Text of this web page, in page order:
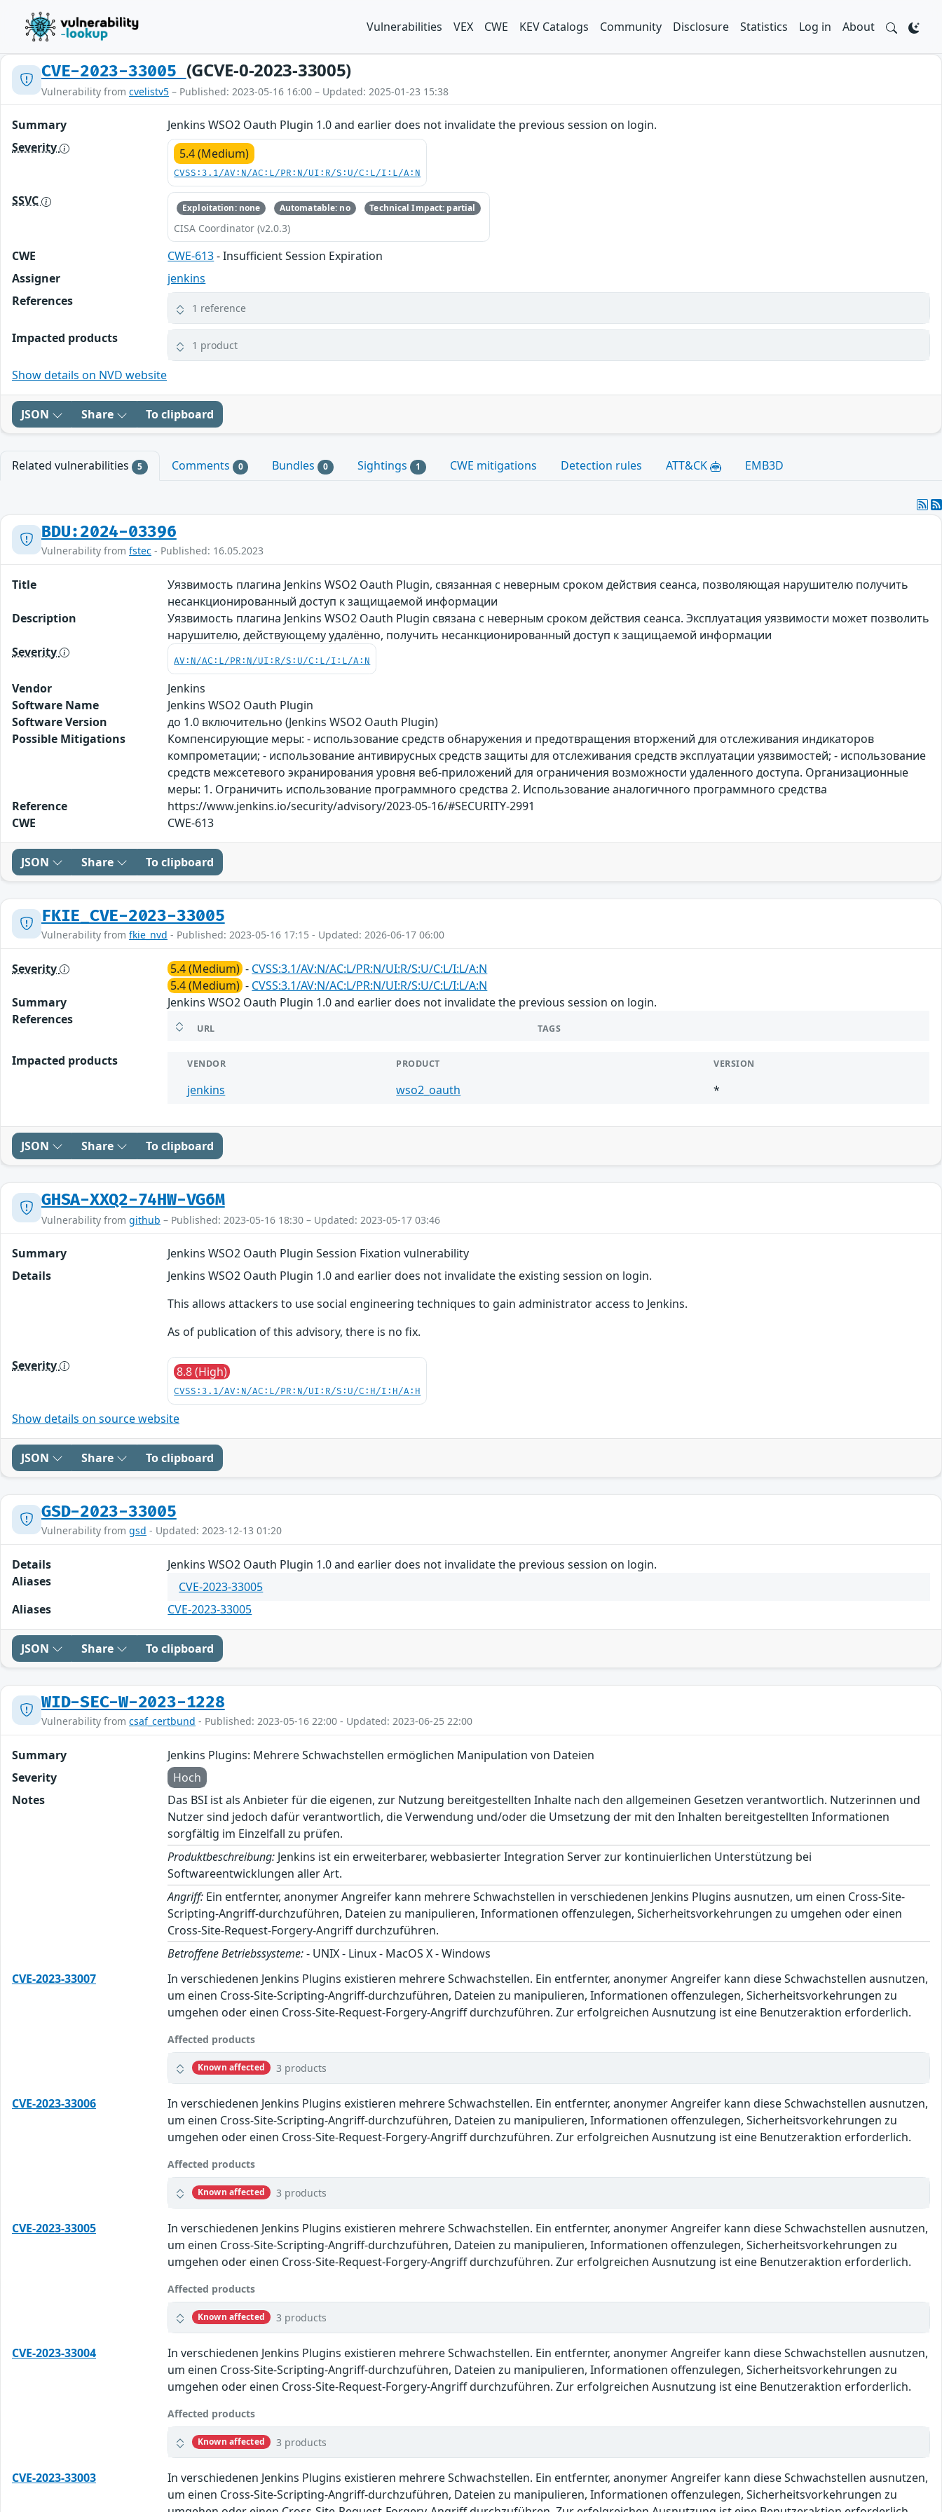
Vulnerabilities VEX CWE KEV Catalogs Community Disclosure Statistics Log in About
CVE-2023-33005 (GCVE-0-2023-33005)
Vulnerability from cvelistv5 – Published: 2023-05-16 16:00 – Updated: 2025-01-23 15:38
Summary
Jenkins WSO2 Oauth Plugin 1.0 and earlier does not invalidate the previous session on login.
Severity
5.4 (Medium)
CVSS:3.1/AV:N/AC:L/PR:N/UI:R/S:U/C:L/I:L/A:N
SSVC Exploitation: none Automatable: no Technical Impact: partial
CISA Coordinator (v2.0.3)
CWE CWE-613- Insufficient Session Expiration
Assigner
jenkins
References
1 reference
Impacted products 1 product
Show details on NVD website
JSON Share To clipboard
Related vulnerabilities 5 Comments 0 Bundles 0 Sightings 1 CWE mitigations Detection rules ATT&CK EMB3D
BDU:2024-03396
Vulnerability from fstec - Published: 16.05.2023
Title
Уязвимость плагина Jenkins WSO2 Oauth Plugin, связанная с неверным сроком действия сеанса, позволяющая нарушителю получить
несанкционированный доступ к защищаемой информации
Description
Уязвимость плагина Jenkins WSO2 Oauth Plugin связана с неверным сроком действия сеанса. Эксплуатация уязвимости может позволить
нарушителю, действующему удалённо, получить несанкционированный доступ к защищаемой информации
Severity
AV:N/AC:L/PR:N/UI:R/S:U/C:L/I:L/A:N
Vendor
Jenkins
Software Name
Jenkins WSO2 Oauth Plugin
Software Version
до 1.0 включительно (Jenkins WSO2 Oauth Plugin)
Possible Mitigations
Компенсирующие меры: - использование средств обнаружения и предотвращения вторжений для отслеживания индикаторов
компрометации; - использование антивирусных средств защиты для отслеживания средств эксплуатации уязвимостей; - использование
средств межсетевого экранирования уровня веб-приложений для ограничения возможности удаленного доступа. Организационные
меры: 1. Ограничить использование программного средства 2. Использование аналогичного программного средства
Reference
https://www.jenkins.io/security/advisory/2023-05-16/#SECURITY-2991
CWE
CWE-613
JSON Share To clipboard
FKIE_CVE-2023-33005
Vulnerability from fkie_nvd - Published: 2023-05-16 17:15 - Updated: 2026-06-17 06:00
Severity 5.4 (Medium) - CVSS:3.1/AV:N/AC:L/PR:N/UI:R/S:U/C:L/I:L/A:N
5.4 (Medium) - CVSS:3.1/AV:N/AC:L/PR:N/UI:R/S:U/C:L/I:L/A:N
Summary
Jenkins WSO2 Oauth Plugin 1.0 and earlier does not invalidate the previous session on login.
References
URL TAGS
Impacted products VENDOR PRODUCT VERSION
jenkins wso2_oauth *
JSON Share To clipboard
GHSA-XXQ2-74HW-VG6M
Vulnerability from github – Published: 2023-05-16 18:30 – Updated: 2023-05-17 03:46
Summary
Jenkins WSO2 Oauth Plugin Session Fixation vulnerability
Details
Jenkins WSO2 Oauth Plugin 1.0 and earlier does not invalidate the existing session on login.
This allows attackers to use social engineering techniques to gain administrator access to Jenkins.
As of publication of this advisory, there is no fix.
Severity 8.8 (High)
CVSS:3.1/AV:N/AC:L/PR:N/UI:R/S:U/C:H/I:H/A:H
Show details on source website
JSON Share To clipboard
GSD-2023-33005
Vulnerability from gsd - Updated: 2023-12-13 01:20
Details
Jenkins WSO2 Oauth Plugin 1.0 and earlier does not invalidate the previous session on login.
Aliases
CVE-2023-33005
Aliases
CVE-2023-33005
JSON Share To clipboard
WID-SEC-W-2023-1228
Vulnerability from csaf_certbund - Published: 2023-05-16 22:00 - Updated: 2023-06-25 22:00
Summary
Jenkins Plugins: Mehrere Schwachstellen ermöglichen Manipulation von Dateien
Severity
Hoch
Notes
Das BSI ist als Anbieter für die eigenen, zur Nutzung bereitgestellten Inhalte nach den allgemeinen Gesetzen verantwortlich. Nutzerinnen und
Nutzer sind jedoch dafür verantwortlich, die Verwendung und/oder die Umsetzung der mit den Inhalten bereitgestellten Informationen
sorgfältig im Einzelfall zu prüfen.
Produktbeschreibung: Jenkins ist ein erweiterbarer, webbasierter Integration Server zur kontinuierlichen Unterstützung bei
Softwareentwicklungen aller Art.
Angriff: Ein entfernter, anonymer Angreifer kann mehrere Schwachstellen in verschiedenen Jenkins Plugins ausnutzen, um einen Cross-Site-
Scripting-Angriff-durchzuführen, Dateien zu manipulieren, Informationen offenzulegen, Sicherheitsvorkehrungen zu umgehen oder einen
Cross-Site-Request-Forgery-Angriff durchzuführen.
Betroffene Betriebssysteme:- UNIX - Linux - MacOS X - Windows
CVE-2023-33007
In verschiedenen Jenkins Plugins existieren mehrere Schwachstellen. Ein entfernter, anonymer Angreifer kann diese Schwachstellen ausnutzen,
um einen Cross-Site-Scripting-Angriff-durchzuführen, Dateien zu manipulieren, Informationen offenzulegen, Sicherheitsvorkehrungen zu
umgehen oder einen Cross-Site-Request-Forgery-Angriff durchzuführen. Zur erfolgreichen Ausnutzung ist eine Benutzeraktion erforderlich.
Affected products
Known affected 3 products
CVE-2023-33006
In verschiedenen Jenkins Plugins existieren mehrere Schwachstellen. Ein entfernter, anonymer Angreifer kann diese Schwachstellen ausnutzen,
um einen Cross-Site-Scripting-Angriff-durchzuführen, Dateien zu manipulieren, Informationen offenzulegen, Sicherheitsvorkehrungen zu
umgehen oder einen Cross-Site-Request-Forgery-Angriff durchzuführen. Zur erfolgreichen Ausnutzung ist eine Benutzeraktion erforderlich.
Affected products
Known affected 3 products
CVE-2023-33005
In verschiedenen Jenkins Plugins existieren mehrere Schwachstellen. Ein entfernter, anonymer Angreifer kann diese Schwachstellen ausnutzen,
um einen Cross-Site-Scripting-Angriff-durchzuführen, Dateien zu manipulieren, Informationen offenzulegen, Sicherheitsvorkehrungen zu
umgehen oder einen Cross-Site-Request-Forgery-Angriff durchzuführen. Zur erfolgreichen Ausnutzung ist eine Benutzeraktion erforderlich.
Affected products
Known affected 3 products
CVE-2023-33004
In verschiedenen Jenkins Plugins existieren mehrere Schwachstellen. Ein entfernter, anonymer Angreifer kann diese Schwachstellen ausnutzen,
um einen Cross-Site-Scripting-Angriff-durchzuführen, Dateien zu manipulieren, Informationen offenzulegen, Sicherheitsvorkehrungen zu
umgehen oder einen Cross-Site-Request-Forgery-Angriff durchzuführen. Zur erfolgreichen Ausnutzung ist eine Benutzeraktion erforderlich.
Affected products
Known affected 3 products
CVE-2023-33003
In verschiedenen Jenkins Plugins existieren mehrere Schwachstellen. Ein entfernter, anonymer Angreifer kann diese Schwachstellen ausnutzen,
um einen Cross-Site-Scripting-Angriff-durchzuführen, Dateien zu manipulieren, Informationen offenzulegen, Sicherheitsvorkehrungen zu